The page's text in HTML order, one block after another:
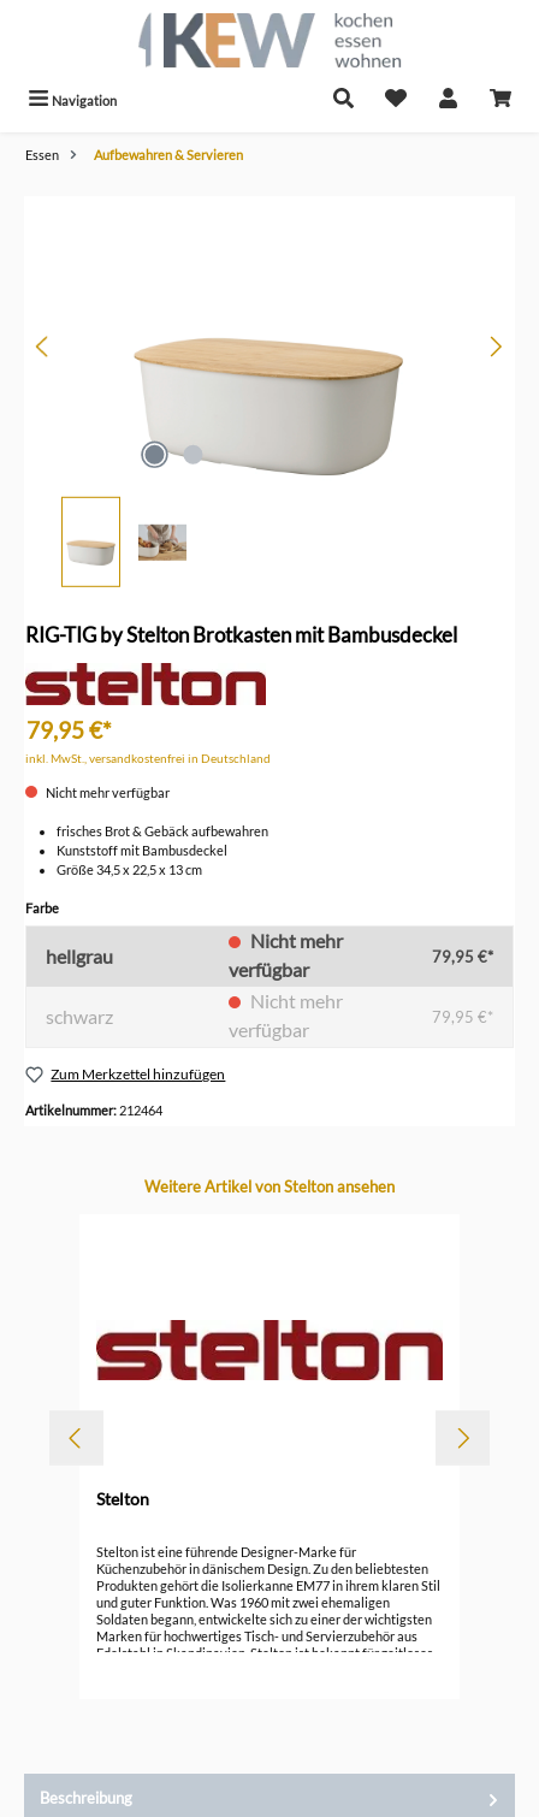
Navigation
Essen Aufbewahren & Servieren
RIG-TIG by Stelton Brotkasten mit Bambusdeckel
79,95 €*
inkl. MwSt., versandkostenfrei in Deutschland
Nicht mehr verfügbar
frisches Brot & Gebäck aufbewahren
Kunststoff mit Bambusdeckel
Größe 34,5 x 22,5 x 13 cm
Farbeauswählen
hellgrau
verfügbar
79,95 €*
schwarz
verfügbar
79,95 €*
Zum Merkzettel hinzufügen
Artikelnummer: 212464
Produktgalerie überspringen
Weitere Artikel von Stelton ansehen
Stelton
Stelton ist eine führende Designer-Marke für
Küchenzubehör in dänischem Design. Zu den beliebtesten
Produkten gehört die Isolierkanne EM77 in ihrem klaren Stil
und guter Funktion. Was 1960 mit zwei ehemaligen
Soldaten begann, entwickelte sich zu einer der wichtigsten
Marken für hochwertiges Tisch- und Servierzubehör aus
Edelstahl in Skandinavien. Stelton ist bekannt für zeitloses,
Beschreibung